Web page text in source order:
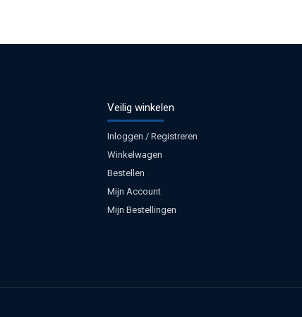
Veilig winkelen
Inloggen / Registreren
Winkelwagen
Bestellen
Mijn Account
Mijn Bestellingen